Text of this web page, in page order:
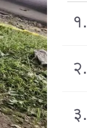
१.
२.
३.